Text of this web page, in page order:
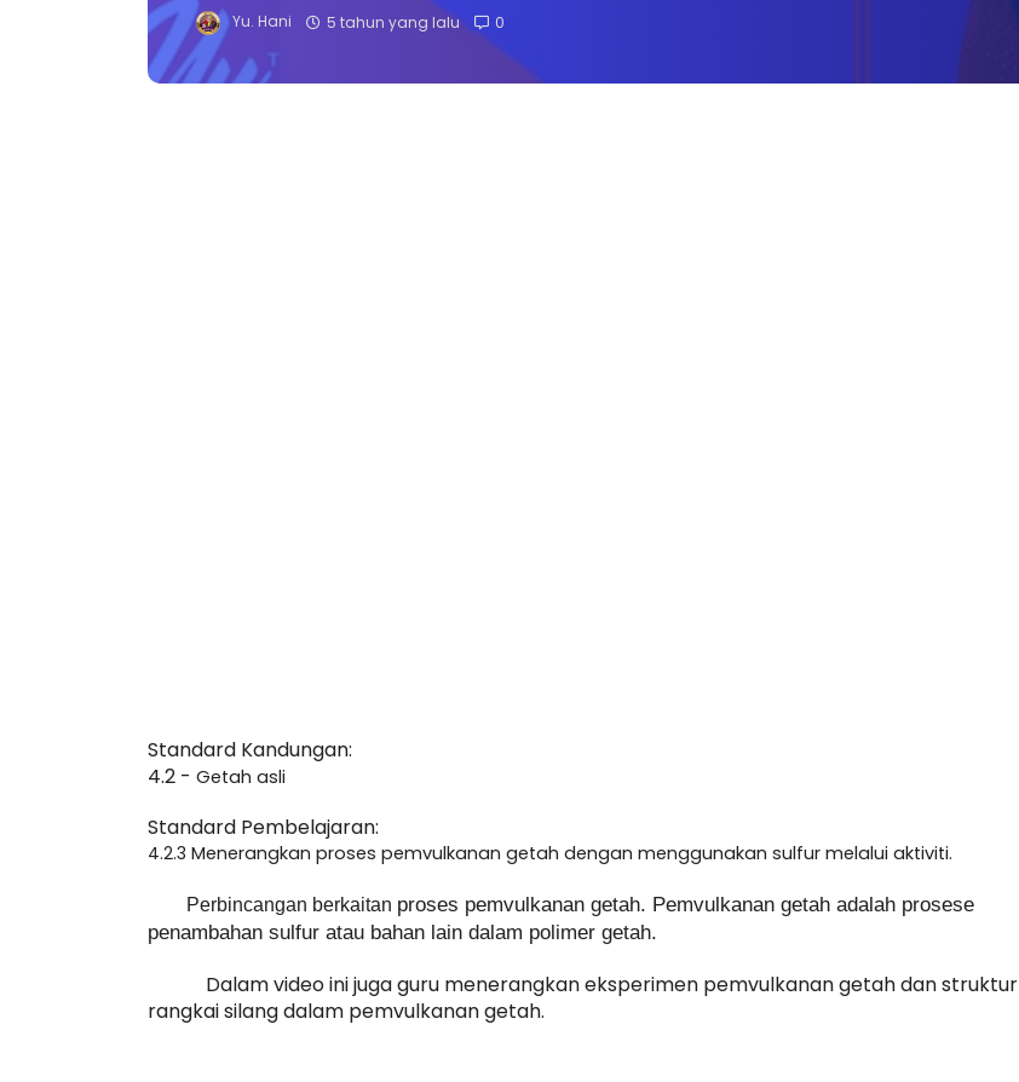
Yu. Hani 5 tahun yang lalu 0
Standard Kandungan:
4.2 - Getah asli
Standard Pembelajaran:
4.2.3 Menerangkan proses pemvulkanan getah dengan menggunakan sulfur melalui aktiviti.
Perbincangan berkaitan proses pemvulkanan getah. Pemvulkanan getah adalah prosese
penambahan sulfur atau bahan lain dalam polimer getah.
Dalam video ini juga guru menerangkan eksperimen pemvulkanan getah dan struktur
rangkai silang dalam pemvulkanan getah.